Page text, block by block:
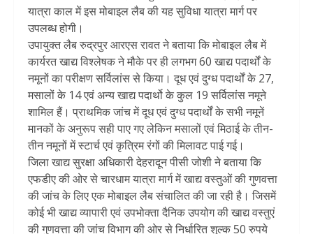
यात्रा काल में इस मोबाइल लैब की यह सुविधा यात्रा मार्ग पर
उपलब्ध होगी।
उपायुक्त लैब रुद्रपुर आरएस रावत ने बताया कि मोबाइल लैब में
कार्यरत खाद्य विश्लेषक ने मौके पर ही लगभग 60 खाद्य पदार्थों के
नमूनों का परीक्षण सर्विलांस से किया। दूध एवं दुग्ध पदार्थों के 27,
मसालों के 14 एवं अन्य खाद्य पदार्थो के कुल 19 सर्विलांस नमूने
शामिल हैं। प्राथमिक जांच में दूध एवं दुग्ध पदार्थों के सभी नमूनें
मानकों के अनुरूप सही पाए गए लेकिन मसालों एवं मिठाई के तीन-
तीन नमूनों में स्टार्च एवं कृत्रिम रंगों की मिलावट पाई गई।
जिला खाद्य सुरक्षा अधिकारी देहरादून पीसी जोशी ने बताया कि
एफडीए की ओर से चारधाम यात्रा मार्ग में खाद्य वस्तुओं की गुणवत्ता
की जांच के लिए एक मोबाइल लैब संचालित की जा रही है। जिसमें
कोई भी खाद्य व्यापारी एवं उपभोक्ता दैनिक उपयोग की खाद्य वस्तुएं
की गुणवत्ता की जांच विभाग की ओर से निर्धारित शुल्क 50 रुपये